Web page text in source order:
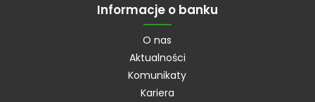
Informacje o banku
O nas
Aktualności
Komunikaty
Kariera